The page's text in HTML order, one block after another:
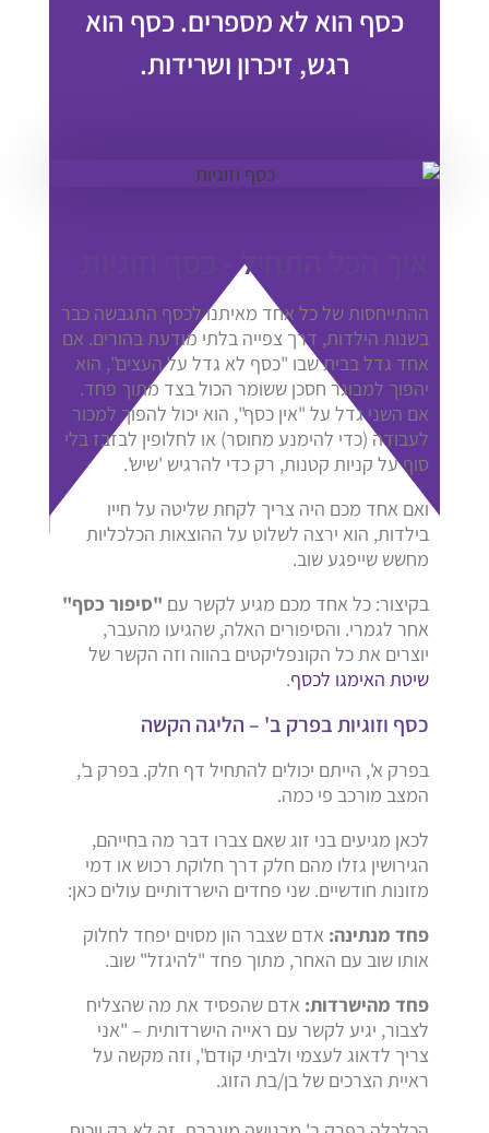
כסף הוא לא מספרים. כסף הוא
רגש, זיכרון ושרידות.
איך הכל התחיל - כסף וזוגיות
ההתייחסות של כל אחד מאיתנו לכסף התגבשה כבר
בשנות הילדות, דרך צפייה בלתי מודעת בהורים. אם
אחד גדל בבית שבו "כסף לא גדל על העצים", הוא
יהפוך למבוגר חסכן ששומר הכול בצד מתוך פחד.
אם השני גדל על "אין כסף", הוא יכול להפוך למכור
לעבודה (כדי להימנע מחוסר) או לחלופין לבזבז בלי
סוף על קניות קטנות, רק כדי להרגיש 'שיש'.
ואם אחד מכם היה צריך לקחת שליטה על חייו
בילדות, הוא ירצה לשלוט על ההוצאות הכלכליות
מחשש שייפגע שוב.
בקיצור: כל אחד מכם מגיע לקשר עם "סיפור כסף"
אחר לגמרי. והסיפורים האלה, שהגיעו מהעבר,
יוצרים את כל הקונפליקטים בהווה וזה הקשר של
שיטת האימגו לכסף.
כסף וזוגיות בפרק ב' – הליגה הקשה
בפרק א', הייתם יכולים להתחיל דף חלק. בפרק ב',
המצב מורכב פי כמה.
לכאן מגיעים בני זוג שאם צברו דבר מה בחייהם,
הגירושין גזלו מהם חלק דרך חלוקת רכוש או דמי
מזונות חודשיים. שני פחדים הישרדותיים עולים כאן:
פחד מנתינה: אדם שצבר הון מסוים יפחד לחלוק
אותו שוב עם האחר, מתוך פחד "להיגזל" שוב.
פחד מהישרדות: אדם שהפסיד את מה שהצליח
לצבור, יגיע לקשר עם ראייה הישרדותית – "אני
צריך לדאוג לעצמי ולביתי קודם", וזה מקשה על
ראיית הצרכים של בן/בת הזוג.